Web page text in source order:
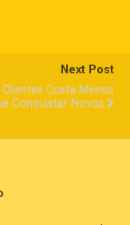
Next Post
Clientes Custa Menos
Conquistar Novos